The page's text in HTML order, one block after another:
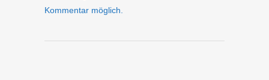
Kommentar möglich.